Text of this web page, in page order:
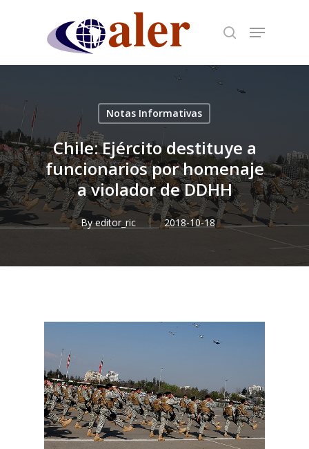
content
Notas Informativas
Chile: Ejército destituye a
funcionarios por homenaje
a violador de DDHH
By editor_ric 2018-10-18